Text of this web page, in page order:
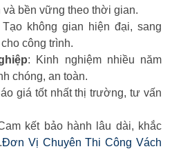
và bền vững theo thời gian.
không gian hiện đại, sang
công trình.
: Kinh nghiệm nhiều năm
chóng, an toàn.
giá tốt nhất thị trường, tư vấn
kết bảo hành lâu dài, khắc
Đơn Vị Chuyên Thi Công Vách